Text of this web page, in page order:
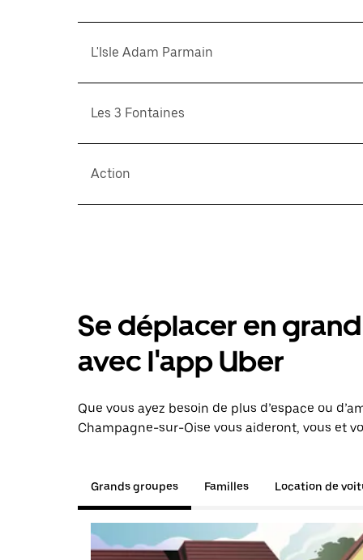
L'Isle Adam Parmain
Les 3 Fontaines
Action
Se déplacer en
avec l'app Uber
Que vous ayez besoin de plus d’espace ou
Champagne-sur-Oise vous aideront, vous et
Grands groupes Familles Location de